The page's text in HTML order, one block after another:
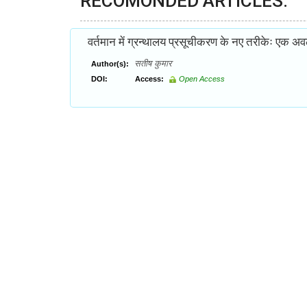
वर्तमान में ग्रन्थालय प्रसूचीकरण के नए तरीकेः एक
Author(s): सतीष कुमार
DOI: Access: Open Access